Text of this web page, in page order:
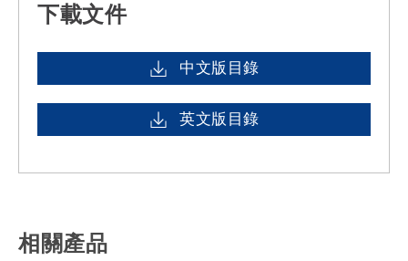
下載文件
中文版目錄
英文版目錄
相關產品